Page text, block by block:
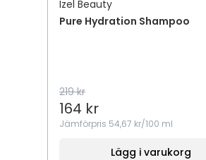
Izel Beauty
Pure Hydration Shampoo
219 kr
164 kr
Jämförpris 54,67 kr/100 ml
Lägg i varukorg